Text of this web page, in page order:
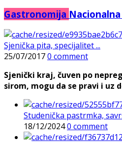
Gastronomija
Sjenička pita, specijalitet ...
25/07/20170 comment
Sjenički kraj, čuven po
sirom, mogu da se pravi i uz
Studenička pastrmka,
18/12/20240 comment